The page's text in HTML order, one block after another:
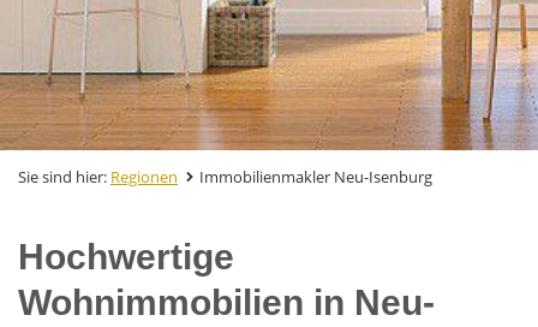
Sie sind hier: Regionen Immobilienmakler Neu-Isenburg
Hochwertige
Wohnimmobilien in Neu-